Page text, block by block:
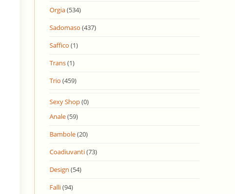
Orgia(534)
Sadomaso (437)
Saffico (1)
Trans(1)
Trio (459)
Sexy Shop(0)
Anale(59)
Bambole(20)
Coadiuvanti(73)
Design (54)
Falli(94)